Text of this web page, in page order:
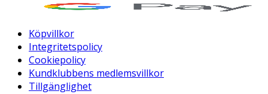
Köpvillkor
Integritetspolicy
Cookiepolicy
Kundklubbens medlemsvillkor
Tillgänglighet